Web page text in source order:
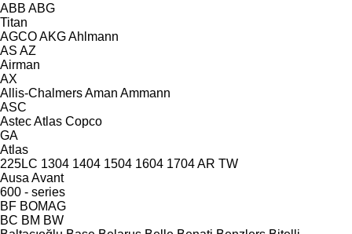
ABB ABG
Titan
AGCOAKGAhlmann
AS AZ
Airman
AX
Allis-ChalmersAman Ammann
ASC
AstecAtlas Copco
GA
Atlas
225LC 1304 1404 1504 1604 1704AR TW
Ausa Avant
600 - series
BF BOMAG
BC BM BW